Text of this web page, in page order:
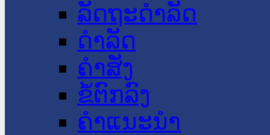
ລັດຖະດໍາລັດ
ດໍາລັດ
ຄໍາສັ່ງ
ຂໍ້ຕົກລົງ
ຄໍາແນະນໍາ